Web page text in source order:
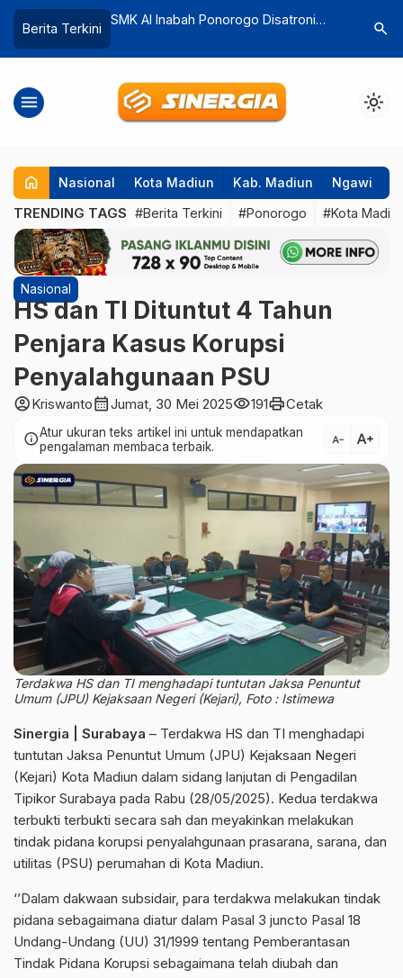
Berita Terkini
Penjaga Perlintasan JPL 08 Jadi
Malioboro Tabrak 7 Motor
hingga
search
menu light_mode
home Nasional Kota Madiun Kab. Madiun Ngawi
TRENDING TAGS #Berita Terkini #Ponorogo #Kota
Nasional
HS dan TI Dituntut 4 Tahun
Penjara Kasus Korupsi
Penyalahgunaan PSU
account_circleKriswantocalendar_monthJumat, 30 Mei 2025visibility191printCetak
infoAtur ukuran teks artikel ini untuk mendapatkan
pengalaman membaca terbaik.
text_decrease text_increase
Terdakwa HS dan TI menghadapi tuntutan Jaksa Penuntut
Umum (JPU) Kejaksaan Negeri (Kejari), Foto : Istimewa
Sinergia | Surabaya – Terdakwa HS dan TI menghadapi
tuntutan Jaksa Penuntut Umum (JPU) Kejaksaan Negeri
(Kejari) Kota Madiun dalam sidang lanjutan di Pengadilan
Tipikor Surabaya pada Rabu (28/05/2025). Kedua terdakwa
terbukti terbukti secara sah dan meyakinkan melakukan
tindak pidana korupsi penyalahgunaan prasarana, sarana, dan
utilitas (PSU) perumahan di Kota Madiun.
‘’Dalam dakwaan subsidair, para terdakwa melakukan tindak
pidana sebagaimana diatur dalam Pasal 3 juncto Pasal 18
Undang-Undang (UU) 31/1999 tentang Pemberantasan
Tindak Pidana Korupsi sebagaimana telah diubah dan